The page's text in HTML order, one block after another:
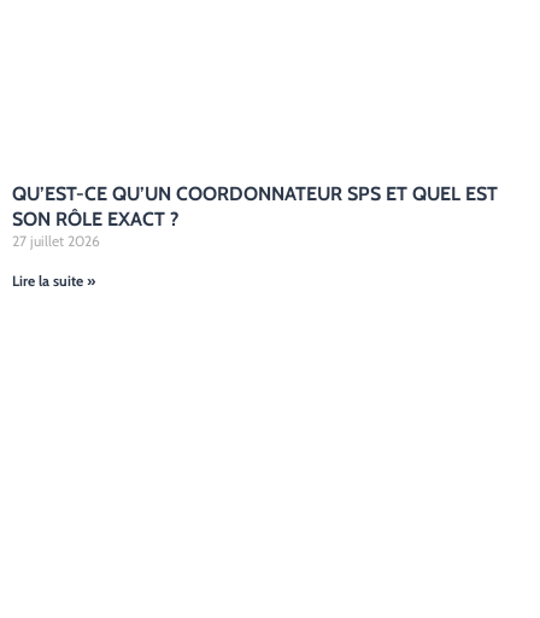
QU’EST-CE QU’UN COORDONNATEUR SPS ET QUEL EST
SON RÔLE EXACT ?
27 juillet 2026
Lire la suite »